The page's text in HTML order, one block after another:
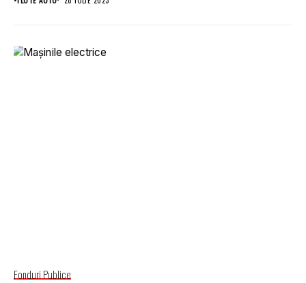
Fonduri Publice